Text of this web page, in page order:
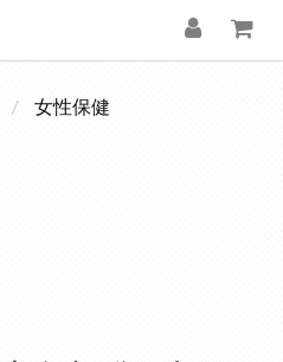
女性保健